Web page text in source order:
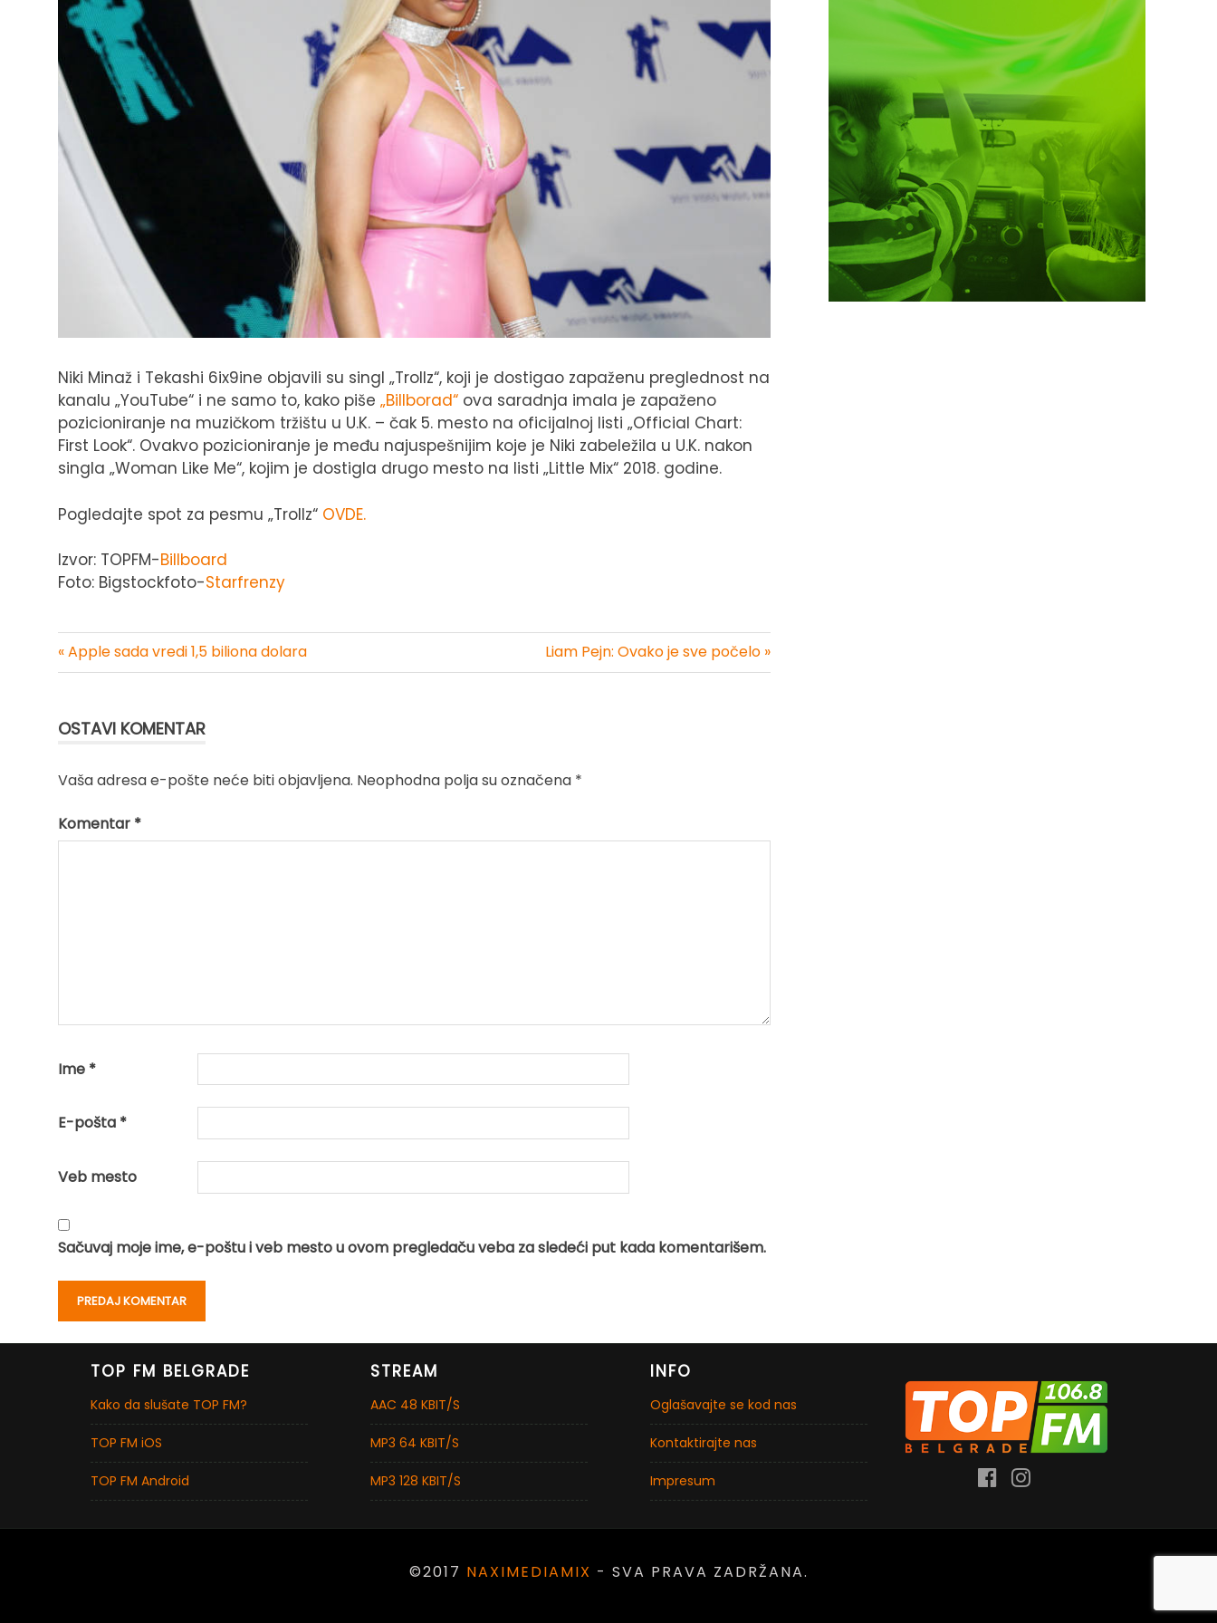
Niki Minaž i Tekashi 6ix9ine objavili su singl „Trollz“, koji je dostigao zapaženu preglednost na
kanalu „YouTube“ i ne samo to, kako piše „Billborad“ ova saradnja imala je zapaženo
pozicioniranje na muzičkom tržištu u U.K. – čak 5. mesto na oficijalnoj listi „Official Chart:
First Look“. Ovakvo pozicioniranje je među najuspešnijim koje je Niki zabeležila u U.K. nakon
singla „Woman Like Me“, kojim je dostigla drugo mesto na listi „Little Mix“ 2018. godine.
Pogledajte spot za pesmu „Trollz“ OVDE.
Izvor: TOPFM-Billboard
Foto: Bigstockfoto-Starfrenzy
Kretanje
« Apple sada vredi 1,5 biliona dolara Liam Pejn: Ovako je sve počelo »
OSTAVI KOMENTAR
Vaša adresa e-pošte neće biti objavljena. Neophodna polja su označena *
Komentar *
Ime *
E-pošta *
Veb mesto
Sačuvaj moje ime, e-poštu i veb mesto u ovom pregledaču veba za sledeći put kada komentarišem.
TOP FM BELGRADE
Kako da slušate TOP FM?
TOP FM iOS
TOP FM Android
STREAM
AAC 48 KBIT/S
MP3 64 KBIT/S
MP3 128 KBIT/S
INFO
Oglašavajte se kod nas
Kontaktirajte nas
Impresum
©2017 NAXIMEDIAMIX - SVA PRAVA ZADRŽANA.